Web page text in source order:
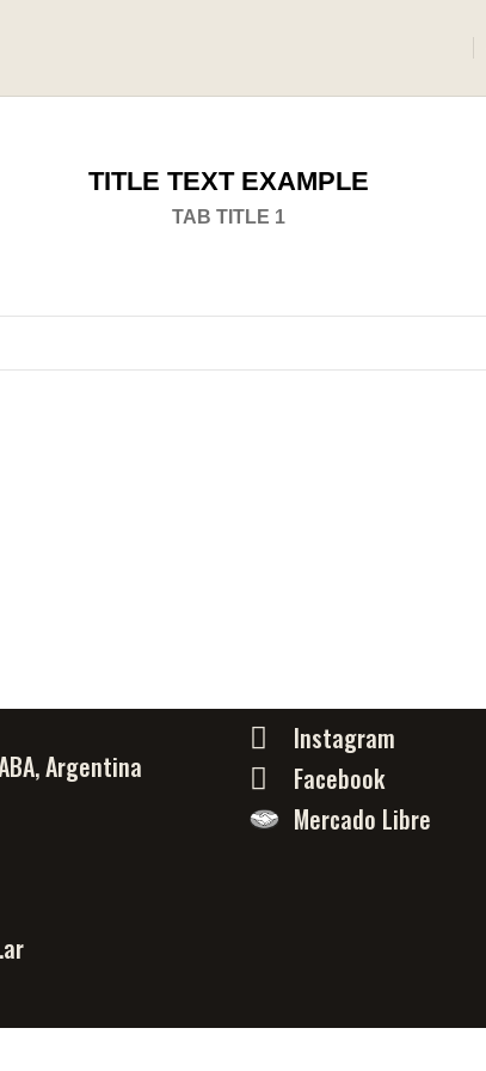
TITLE TEXT EXAMPLE
TAB TITLE 1
Argentina
Instagram
Facebook
Mercado Libre